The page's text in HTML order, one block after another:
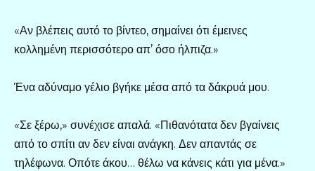
«Αν βλέπεις αυτό το βίντεο, σημαίνει ότι έμεινες
κολλημένη περισσότερο απ’ όσο ήλπιζα.»
Ένα αδύναμο γέλιο βγήκε μέσα από τα δάκρυά μου.
«Σε ξέρω,» συνέχισε απαλά. «Πιθανότατα δεν βγαίνεις
από το σπίτι αν δεν είναι ανάγκη. Δεν απαντάς σε
τηλέφωνα. Οπότε άκου… θέλω να κάνεις κάτι για μένα.»